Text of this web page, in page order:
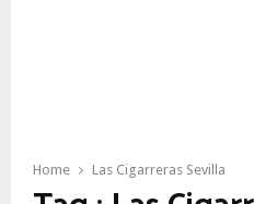
Home Las Cigarreras Sevilla